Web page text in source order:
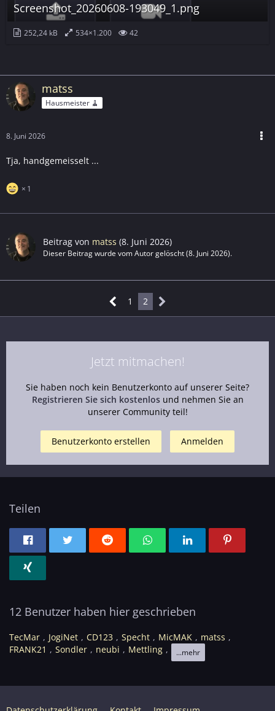
Screenshot_20260608-193049_1.png
252,24 kB 534×1.200 42
matss
Hausmeister 🧹
8. Juni 2026
Tja, handgemeisselt ...
1
Beitrag von matss (8. Juni 2026)
Dieser Beitrag wurde vom Autor gelöscht (8. Juni 2026).
1 2
Jetzt mitmachen!
Sie haben noch kein Benutzerkonto auf unserer Seite?
Registrieren Sie sich kostenlosund nehmen Sie an
unserer Community teil!
Benutzerkonto erstellen Anmelden
Teilen
12 Benutzer haben hier geschrieben
TecMar JogiNet CD123 Specht MicMAK
matss
FRANK21
Sondler neubi Mettling ...mehr